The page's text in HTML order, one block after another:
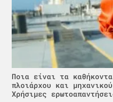
Ποια είναι τα
πλοιάρχου και
Χρήσιμες